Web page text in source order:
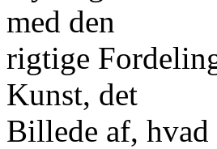
med den
rigtige
Kunst, det
Billede af,